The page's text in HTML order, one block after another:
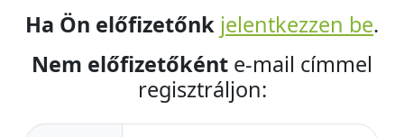
Ha Ön előfizetőnk jelentkezzen be.
Nem előfizetőként e-mail címmel
regisztráljon: